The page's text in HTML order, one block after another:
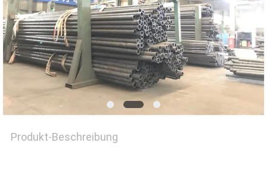
FORDERN
SIE
EIN
ZITAT
SEITENVERZEICHNIS
Produkt-Beschreibung